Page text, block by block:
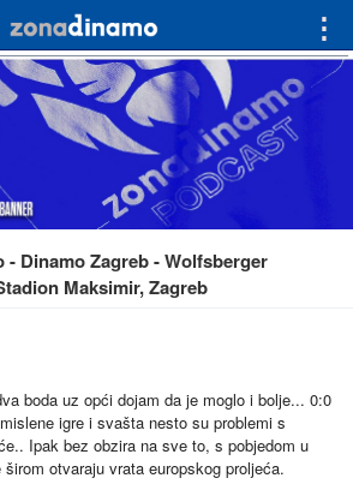
⋮
- Dinamo Zagreb - Wolfsberger
Maksimir, Zagreb
boda uz opći dojam da je moglo i bolje... 0:0
igre i svašta nesto su problemi s
Ipak bez obzira na sve to, s pobjedom u
otvaraju vrata europskog proljeća.